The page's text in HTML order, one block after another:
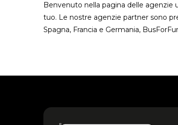
Benvenuto nella pagina delle agenzie
tuo. Le nostre agenzie partner sono
Spagna, Francia e Germania,